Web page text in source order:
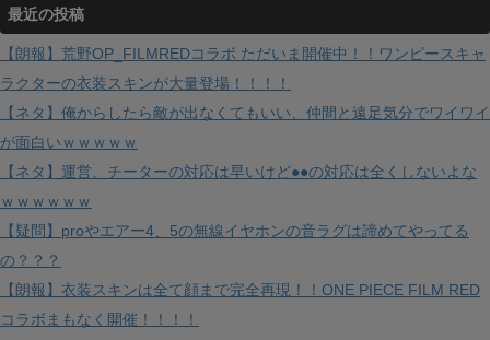
最近の投稿
【朗報】荒野OP_FILMREDコラボ ただいま開催中！！ワンピースキャ
ラクターの衣装スキンが大量登場！！！！
【ネタ】俺からしたら敵が出なくてもいい、仲間と遠足気分でワイワイ
が面白いｗｗｗｗｗ
【ネタ】運営、チーターの対応は早いけど●●の対応は全くしないよな
ｗｗｗｗｗｗ
【疑問】proやエアー4、5の無線イヤホンの音ラグは諦めてやってる
の？？？
【朗報】衣装スキンは全て顔まで完全再現！！ONE PIECE FILM RED
コラボまもなく開催！！！！